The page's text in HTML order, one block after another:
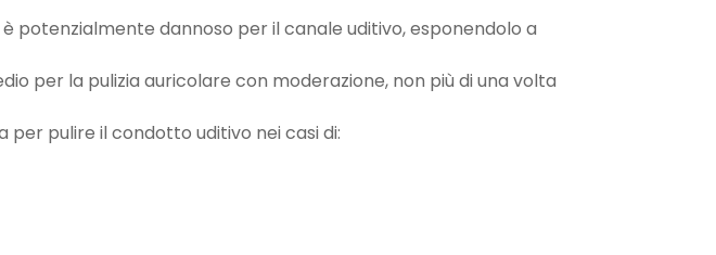
potenzialmente dannoso per il canale uditivo, esponendolo a
per la pulizia auricolare con moderazione, non più di una volta
pulire il condotto uditivo nei casi di: